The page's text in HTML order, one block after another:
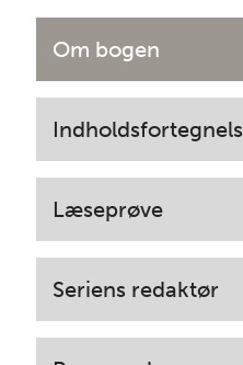
Om bogen
Læseprøve
Seriens redaktør